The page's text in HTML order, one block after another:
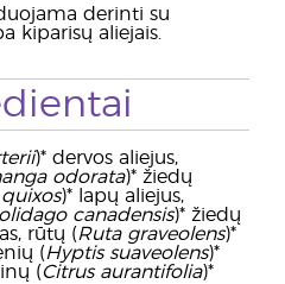
derinti su
kiparisų aliejais.
)* dervos aliejus,
odorata)* žiedų
)* lapų aliejus,
canadensis)* žiedų
rūtų (Ruta graveolens)*
(Hyptis suaveolens)*
(Citrus aurantifolia)*